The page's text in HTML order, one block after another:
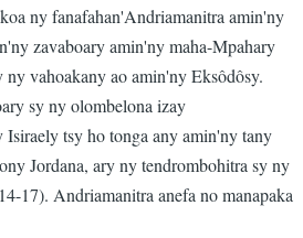
ny fanafahan'Andriamanitra amin'ny
zavaboary amin'ny maha-Mpahary
vahoakany ao amin'ny Eksôdôsy.
sy ny olombelona izay
Isiraely tsy ho tonga any amin'ny tany
Jordana, ary ny tendrombohitra sy ny
17). Andriamanitra anefa no manapaka